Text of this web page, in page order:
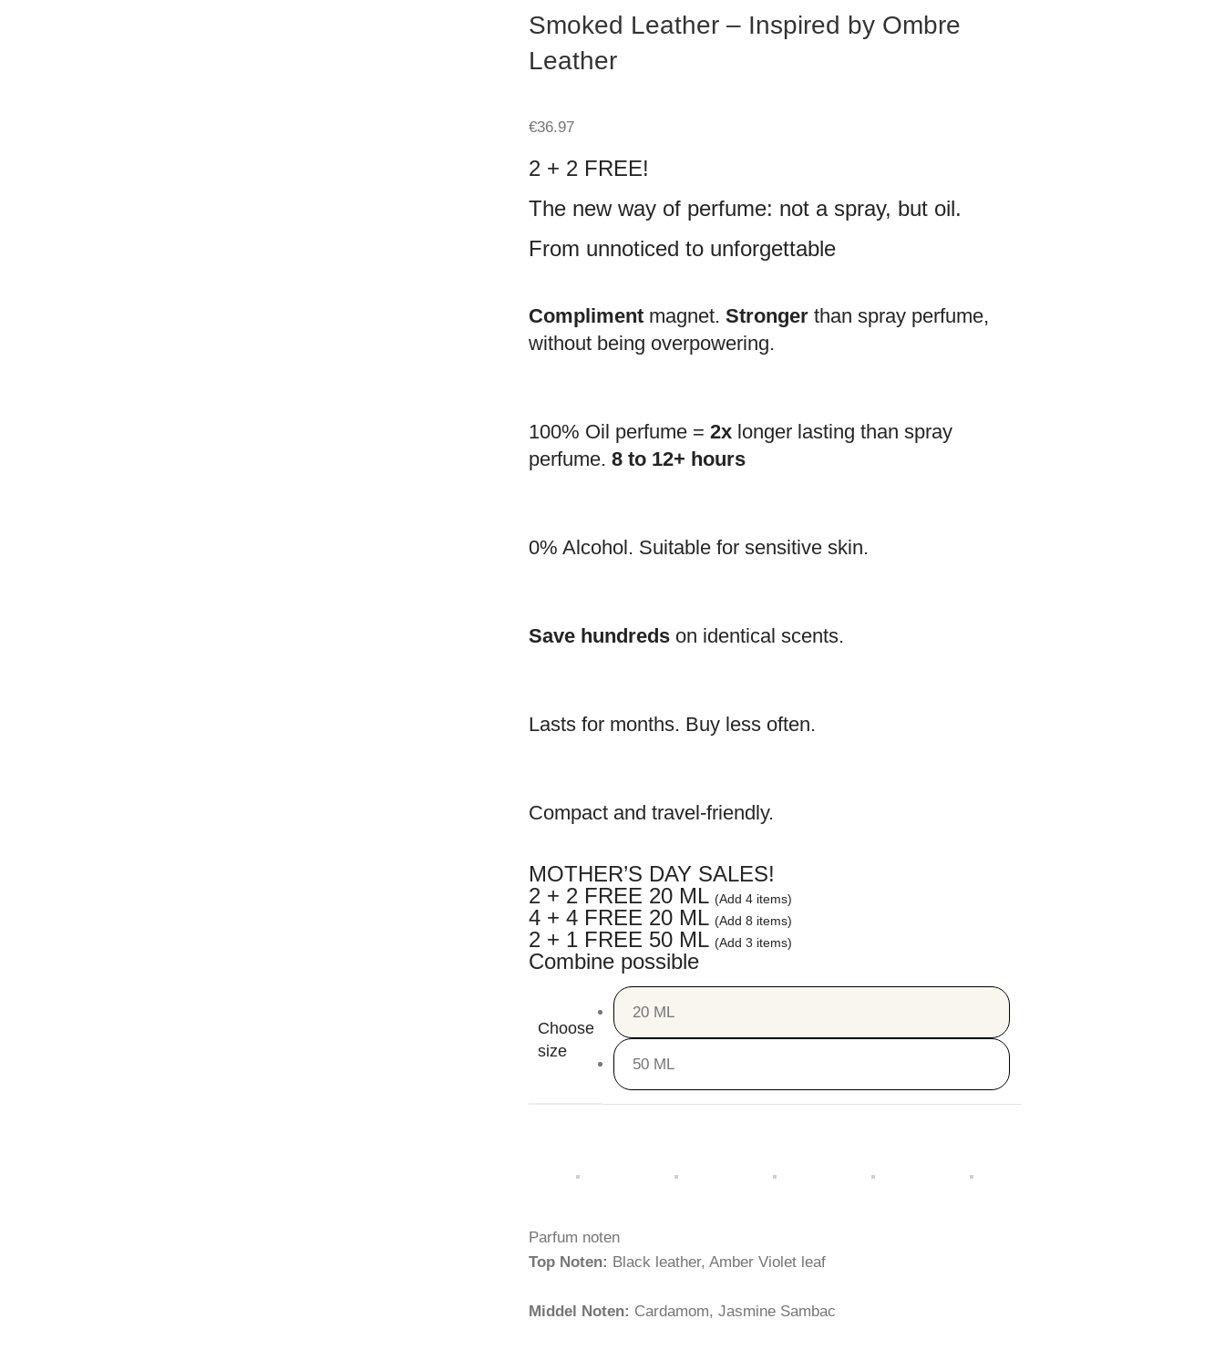
Smoked Leather – Inspired by Ombre
Leather
€36.97
2 + 2 FREE!
The new way of perfume: not a spray, but oil.
From unnoticed to unforgettable
Compliment magnet. Stronger than spray perfume,
without being overpowering.
100% Oil perfume = 2x longer lasting than spray
perfume. 8 to 12+ hours
0% Alcohol. Suitable for sensitive skin.
Save hundreds on identical scents.
Lasts for months. Buy less often.
Compact and travel-friendly.
MOTHER’S DAY SALES!
2 + 2 FREE 20 ML (Add 4 items)
4 + 4 FREE 20 ML (Add 8 items)
2 + 1 FREE 50 ML (Add 3 items)
Combine possible
20 ML
50 ML
Parfum noten
Top Noten: Black leather, Amber Violet leaf
Middel Noten: Cardamom, Jasmine Sambac